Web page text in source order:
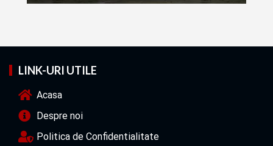
LINK-URI UTILE
Acasa
Despre noi
Politica de Confidentialitate